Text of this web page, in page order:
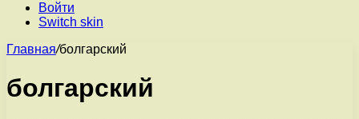
Войти
Switch skin
Главная/болгарский
болгарский